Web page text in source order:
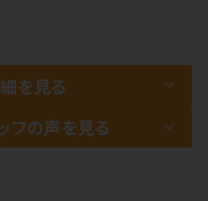
を見る
フの声を見る